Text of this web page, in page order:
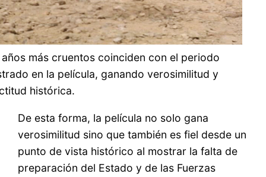
más cruentos coinciden con el periodo
en la película, ganando verosimilitud y
histórica.
De esta forma, la película no solo gana
verosimilitud sino que también es fiel desde un
punto de vista histórico al mostrar la falta de
preparación del Estado y de las Fuerzas